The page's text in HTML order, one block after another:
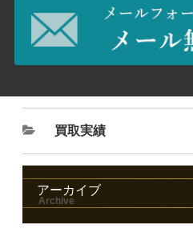
買取実績
アーカイブ